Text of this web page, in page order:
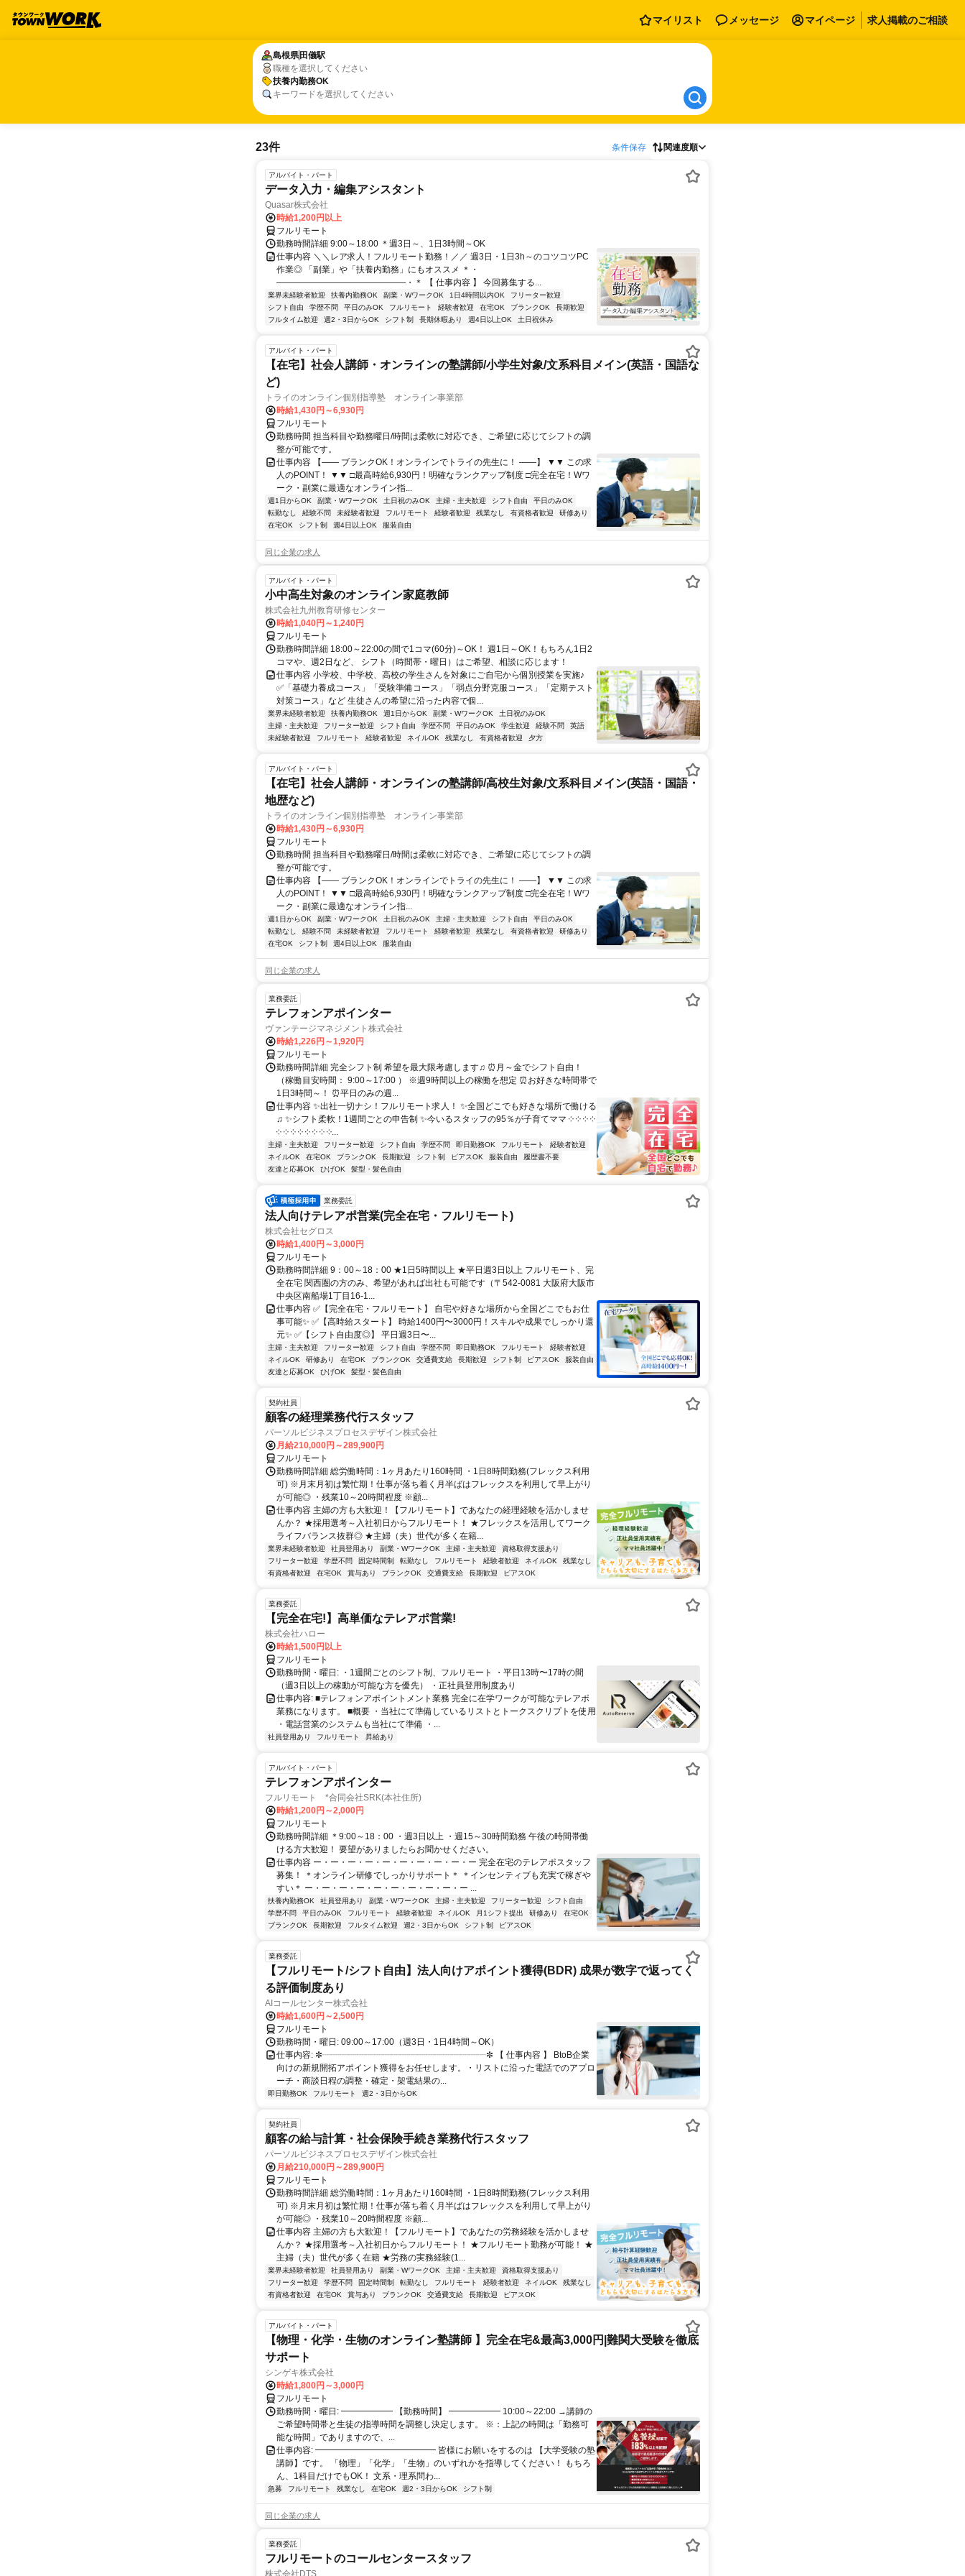
マイリスト メッセージ マイページ 求人掲載のご相談
島根県 田儀駅
職種を選択してください
扶養内勤務OK
キーワードを選択してください
島根県 田儀駅
扶養内勤務OK
23件 条件保存 関連度順
アルバイト・パート
データ入力・編集アシスタント
Quasar株式会社
時給1,200円以上
フルリモート
勤務時間詳細 9:00～18:00 ＊週3日～、1日3時間～OK
仕事内容 ＼＼レア求人！フルリモート勤務！／／ 週3日・1日3h～のコツコツPC
作業◎ 「副業」や「扶養内勤務」にもオススメ ＊・
―――――――――――――――・＊ 【 仕事内容 】 今回募集する...
業界未経験者歓迎 扶養内勤務OK 副業・WワークOK 1日4時間以内OK
フリーター歓迎
シフト自由
学歴不問 平日のみOK フルリモート 経験者歓迎 在宅OK ブランクOK
長期歓迎
フルタイム歓迎
週2・3日からOK シフト制 長期休暇あり 週4日以上OK 土日祝休み
アルバイト・パート
【在宅】社会人講師・オンラインの塾講師/小学生対象/文系科目メイン(英語・国語な
ど)
トライのオンライン個別指導塾 オンライン事業部
時給1,430円～6,930円
フルリモート
勤務時間 担当科目や勤務曜日/時間は柔軟に対応でき、ご希望に応じてシフトの調
整が可能です。
仕事内容 【―― ブランクOK！オンラインでトライの先生に！ ――】 ▼▼ この求
人のPOINT！ ▼▼ □最高時給6,930円！明確なランクアップ制度 □完全在宅！Wワ
ーク・副業に最適なオンライン指...
週1日からOK 副業・WワークOK 土日祝のみOK 主婦・主夫歓迎 シフト自由
平日のみOK
転勤なし
経験不問 未経験者歓迎 フルリモート 経験者歓迎 残業なし 有資格者歓迎
研修あり
在宅OK
シフト制 週4日以上OK 服装自由
同じ企業の求人
アルバイト・パート
小中高生対象のオンライン家庭教師
株式会社九州教育研修センター
時給1,040円～1,240円
フルリモート
勤務時間詳細 18:00～22:00の間で1コマ(60分)～OK！ 週1日～OK！もちろん1日2
コマや、週2日など、 シフト（時間帯・曜日）はご希望、相談に応じます！
仕事内容 小学校、中学校、高校の学生さんを対象にご自宅から個別授業を実施♪
✅「基礎力養成コース」「受験準備コース」「弱点分野克服コース」「定期テスト
対策コース」など 生徒さんの希望に沿った内容で個...
業界未経験者歓迎 扶養内勤務OK 週1日からOK 副業・WワークOK
土日祝のみOK
主婦・主夫歓迎
フリーター歓迎 シフト自由 学歴不問 平日のみOK 学生歓迎 経験不問
英語
未経験者歓迎
フルリモート 経験者歓迎 ネイルOK 残業なし 有資格者歓迎 夕方
アルバイト・パート
【在宅】社会人講師・オンラインの塾講師/高校生対象/文系科目メイン(英語・国語・
地歴など)
トライのオンライン個別指導塾 オンライン事業部
時給1,430円～6,930円
フルリモート
勤務時間 担当科目や勤務曜日/時間は柔軟に対応でき、ご希望に応じてシフトの調
整が可能です。
仕事内容 【―― ブランクOK！オンラインでトライの先生に！ ――】 ▼▼ この求
人のPOINT！ ▼▼ □最高時給6,930円！明確なランクアップ制度 □完全在宅！Wワ
ーク・副業に最適なオンライン指...
週1日からOK 副業・WワークOK 土日祝のみOK 主婦・主夫歓迎 シフト自由
平日のみOK
転勤なし
経験不問 未経験者歓迎 フルリモート 経験者歓迎 残業なし 有資格者歓迎
研修あり
在宅OK
シフト制 週4日以上OK 服装自由
同じ企業の求人
業務委託
テレフォンアポインター
ヴァンテージマネジメント株式会社
時給1,226円～1,920円
フルリモート
勤務時間詳細 完全シフト制 希望を最大限考慮します♫ ⏰月～金でシフト自由！
（稼働目安時間： 9:00～17:00 ） ※週9時間以上の稼働を想定 ⏰お好きな時間帯で
1日3時間～！ ⏰平日のみの週...
仕事内容 ✨出社一切ナシ！フルリモート求人！ ✨全国どこでも好きな場所で働ける
♫ ✨シフト柔軟！1週間ごとの申告制 ✨今いるスタッフの95％が子育てママ ༶ ༶ ༶ ༶
༶ ༶ ༶ ༶ ༶ ༶ ༶ ༶...
主婦・主夫歓迎 フリーター歓迎 シフト自由 学歴不問 即日勤務OK フルリモート
経験者歓迎
ネイルOK
在宅OK ブランクOK 長期歓迎 シフト制 ピアスOK 服装自由
履歴書不要
友達と応募OK
ひげOK 髪型・髪色自由
業務委託
法人向けテレアポ営業(完全在宅・フルリモート)
株式会社セグロス
時給1,400円～3,000円
フルリモート
勤務時間詳細 9：00～18：00 ★1日5時間以上 ★平日週3日以上 フルリモート、完
全在宅 関西圏の方のみ、希望があれば出社も可能です（〒542-0081 大阪府大阪市
中央区南船場1丁目16-1...
仕事内容 ✅【完全在宅・フルリモート】 自宅や好きな場所から全国どこでもお仕
事可能✨ ✅【高時給スタート】 時給1400円〜3000円！スキルや成果でしっかり還
元✨ ✅【シフト自由度◎】 平日週3日〜...
主婦・主夫歓迎 フリーター歓迎 シフト自由 学歴不問 即日勤務OK フルリモート
経験者歓迎
ネイルOK
研修あり 在宅OK ブランクOK 交通費支給 長期歓迎 シフト制 ピアスOK
服装自由
友達と応募OK
ひげOK 髪型・髪色自由
契約社員
顧客の経理業務代行スタッフ
パーソルビジネスプロセスデザイン株式会社
月給210,000円～289,900円
フルリモート
勤務時間詳細 総労働時間：1ヶ月あたり160時間 ・1日8時間勤務(フレックス利用
可) ※月末月初は繁忙期！仕事が落ち着く月半ばはフレックスを利用して早上がり
が可能◎ ・残業10～20時間程度 ※顧...
仕事内容 主婦の方も大歓迎！【フルリモート】であなたの経理経験を活かしませ
んか？ ★採用選考～入社初日からフルリモート！ ★フレックスを活用してワーク
ライフバランス抜群◎ ★主婦（夫）世代が多く在籍...
業界未経験者歓迎 社員登用あり 副業・WワークOK 主婦・主夫歓迎
資格取得支援あり
フリーター歓迎
学歴不問 固定時間制 転勤なし フルリモート 経験者歓迎 ネイルOK
残業なし
有資格者歓迎
在宅OK 賞与あり ブランクOK 交通費支給 長期歓迎 ピアスOK
業務委託
【完全在宅!】高単価なテレアポ営業!
株式会社ハロー
時給1,500円以上
フルリモート
勤務時間・曜日: ・1週間ごとのシフト制、フルリモート ・平日13時〜17時の間
（週3日以上の稼動が可能な方を優先） ・正社員登用制度あり
仕事内容: ■テレフォンアポイントメント業務 完全に在学ワークが可能なテレアポ
業務になります。 ■概要 ・当社にて準備しているリストとトークスクリプトを使用
・電話営業のシステムも当社にて準備 ・...
社員登用あり フルリモート 昇給あり
アルバイト・パート
テレフォンアポインター
フルリモート *合同会社SRK(本社住所)
時給1,200円～2,000円
フルリモート
勤務時間詳細 ＊9:00～18：00 ・週3日以上 ・週15～30時間勤務 午後の時間帯働
ける方大歓迎！ 要望がありましたらお聞かせください。
仕事内容 ー・ー・ー・ー・ー・ー・ー・ー・ー・ー 完全在宅のテレアポスタッフ
募集！ ＊オンライン研修でしっかりサポート＊ ＊インセンティブも充実で稼ぎや
すい＊ ー・ー・ー・ー・ー・ー・ー・ー・ー・ー ...
扶養内勤務OK 社員登用あり 副業・WワークOK 主婦・主夫歓迎 フリーター歓迎
シフト自由
学歴不問
平日のみOK フルリモート 経験者歓迎 ネイルOK 月1シフト提出 研修あり
在宅OK
ブランクOK
長期歓迎 フルタイム歓迎 週2・3日からOK シフト制 ピアスOK
業務委託
【フルリモート/シフト自由】法人向けアポイント獲得(BDR) 成果が数字で返ってく
る評価制度あり
AIコールセンター株式会社
時給1,600円～2,500円
フルリモート
勤務時間・曜日: 09:00～17:00（週3日・1日4時間～OK）
仕事内容: ✼┈┈┈┈┈┈┈┈┈┈┈┈┈┈┈┈┈┈┈✼ 【 仕事内容 】 BtoB企業
向けの新規開拓アポイント獲得をお任せします。・リストに沿った電話でのアプロ
ーチ・商談日程の調整・確定・架電結果の...
即日勤務OK フルリモート 週2・3日からOK
契約社員
顧客の給与計算・社会保険手続き業務代行スタッフ
パーソルビジネスプロセスデザイン株式会社
月給210,000円～289,900円
フルリモート
勤務時間詳細 総労働時間：1ヶ月あたり160時間 ・1日8時間勤務(フレックス利用
可) ※月末月初は繁忙期！仕事が落ち着く月半ばはフレックスを利用して早上がり
が可能◎ ・残業10～20時間程度 ※顧...
仕事内容 主婦の方も大歓迎！【フルリモート】であなたの労務経験を活かしませ
んか？ ★採用選考～入社初日からフルリモート！ ★フルリモート勤務が可能！ ★
主婦（夫）世代が多く在籍 ★労務の実務経験(1...
業界未経験者歓迎 社員登用あり 副業・WワークOK 主婦・主夫歓迎
資格取得支援あり
フリーター歓迎
学歴不問 固定時間制 転勤なし フルリモート 経験者歓迎 ネイルOK
残業なし
有資格者歓迎
在宅OK 賞与あり ブランクOK 交通費支給 長期歓迎 ピアスOK
アルバイト・パート
【物理・化学・生物のオンライン塾講師 】完全在宅&最高3,000円|難関大受験を徹底
サポート
シンゲキ株式会社
時給1,800円～3,000円
フルリモート
勤務時間・曜日: ━━━━━━ 【勤務時間】 ━━━━━━ 10:00～22:00 →講師の
ご希望時間帯と生徒の指導時間を調整し決定します。 ※：上記の時間は「勤務可
能な時間」でありますので、...
仕事内容: ━━━━━━━━━━━━━━ 皆様にお願いをするのは 【大学受験の塾
講師】です。 「物理」「化学」「生物」のいずれかを指導してください！ もちろ
ん、1科目だけでもOK！ 文系・理系問わ...
急募 フルリモート 残業なし 在宅OK 週2・3日からOK シフト制
同じ企業の求人
業務委託
フルリモートのコールセンタースタッフ
株式会社DTS